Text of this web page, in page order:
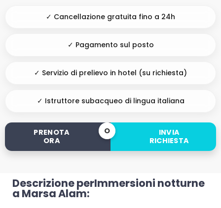
✓ Cancellazione gratuita fino a 24h
✓ Pagamento sul posto
✓ Servizio di prelievo in hotel (su richiesta)
✓ Istruttore subacqueo di lingua italiana
PRENOTA
ORA
O
INVIA
RICHIESTA
Descrizione perImmersioni notturne
a Marsa Alam: